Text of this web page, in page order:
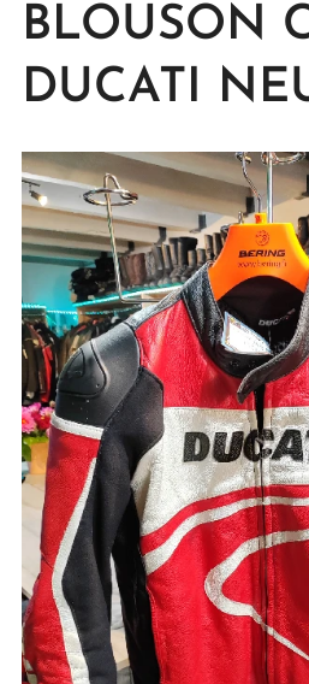
BLOUSON
DUCATI